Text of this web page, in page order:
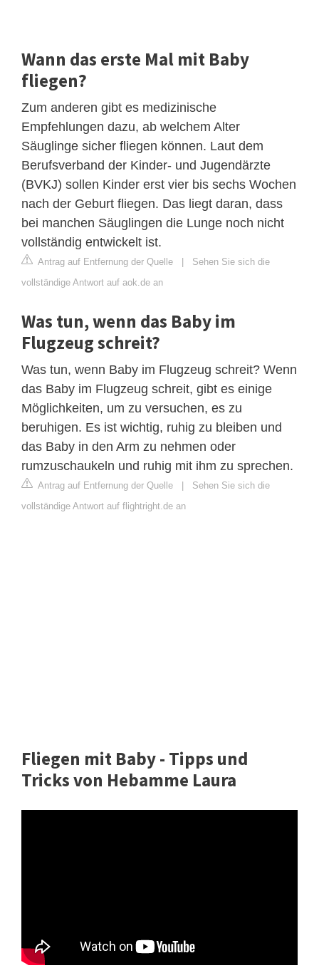
Wann das erste Mal mit Baby
fliegen?
Zum anderen gibt es medizinische
Empfehlungen dazu, ab welchem Alter
Säuglinge sicher fliegen können. Laut dem
Berufsverband der Kinder- und Jugendärzte
(BVKJ) sollen Kinder erst vier bis sechs Wochen
nach der Geburt fliegen. Das liegt daran, dass
bei manchen Säuglingen die Lunge noch nicht
vollständig entwickelt ist.
Antrag auf Entfernung der Quelle
Sehen Sie sich die
vollständige Antwort auf aok.de an
Was tun, wenn das Baby im
Flugzeug schreit?
Was tun, wenn Baby im Flugzeug schreit? Wenn
das Baby im Flugzeug schreit, gibt es einige
Möglichkeiten, um zu versuchen, es zu
beruhigen. Es ist wichtig, ruhig zu bleiben und
das Baby in den Arm zu nehmen oder
rumzuschaukeln und ruhig mit ihm zu sprechen.
Antrag auf Entfernung der Quelle
Sehen Sie sich die
vollständige Antwort auf flightright.de an
Fliegen mit Baby - Tipps und
Tricks von Hebamme Laura